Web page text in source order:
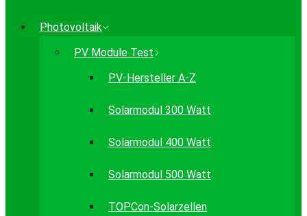
Photovoltaik
PV Module Test
PV-Hersteller A-Z
Solarmodul 300 Watt
Solarmodul 400 Watt
Solarmodul 500 Watt
TOPCon-Solarzellen